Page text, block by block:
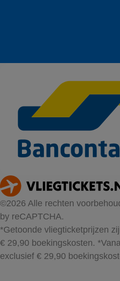
©2026 Alle rechten
by reCAPTCHA.
*Getoonde vliegticketprijzen
€ 29,90 boekingskosten.
exclusief € 29,90